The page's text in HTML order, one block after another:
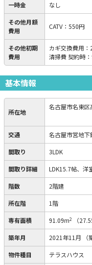
一時金 なし
その他月額
費用
CATV ： 550円
その他初期
費用
カギ交換費用 ：
清掃費 契約時 ：
基本情報
所在地
名古屋市名東
交通 名古屋市営地
間取り 3LDK
間取り詳細 LDK15.7帖、洋
階数 2階建
所在階 1階
専有面積 91.09m2 （
築年月 2021年11月
物件種目 テラスハウス